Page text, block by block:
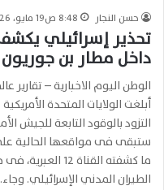
حسن النجار 8:48 ص19 مايو، 2026
تحذير إسرائيلي
داخل مطار بن جوريون
أبلغت الولايات المتحدة
التزود بالوقود التابعة للجيش
ستبقى فى مواقعها الحالية
ما كشفته
الطيران المدني الإسرائيلي.